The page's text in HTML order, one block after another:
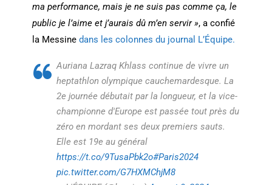
ma performance, mais je ne suis pas comme ça, le
public je l’aime et j’aurais dû m’en servir », a confié
la Messine dans les colonnes du journal L’Équipe.
Auriana Lazraq Khlass continue de vivre un
heptathlon olympique cauchemardesque. La
2e journée débutait par la longueur, et la vice-
championne d'Europe est passée tout près du
zéro en mordant ses deux premiers sauts.
Elle est 19e au général
https://t.co/9TusaPbk2o#Paris2024
pic.twitter.com/G7HXMChjM8